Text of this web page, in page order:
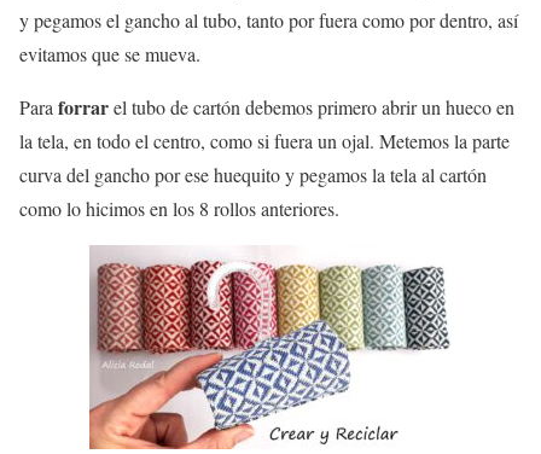
y pegamos el gancho al tubo, tanto por fuera como por dentro, así
evitamos que se mueva.
Para forrarel tubo de cartón debemos primero abrir un hueco en
la tela, en todo el centro, como si fuera un ojal. Metemos la parte
curva del gancho por ese huequito y pegamos la tela al cartón
como lo hicimos en los 8 rollos anteriores.